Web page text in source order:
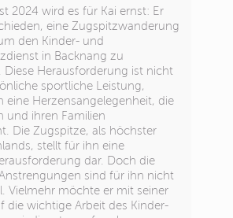
2024 wird es für Kai ernst: Er
eine Zugspitzwanderung
den Kinder- und
in Backnang zu
Diese Herausforderung ist nicht
sportliche Leistung,
eine Herzensangelegenheit, die
und ihren Familien
Die Zugspitze, als höchster
stellt für ihn eine
dar. Doch die
sind für ihn nicht
Vielmehr möchte er mit seiner
die wichtige Arbeit des Kinder-